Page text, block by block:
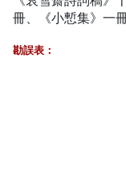
冊、《小慙集》一冊
勘誤表：